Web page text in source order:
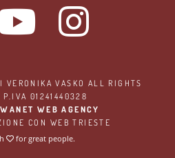
VERONIKA VASKO ALL RIGHTS
P.IVA 01241440328
WEB AGENCY
CON WEB TRIESTE
for great people.